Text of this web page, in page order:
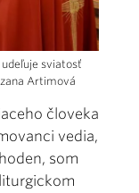
sviatosť
Artimová
človeka
vedia,
som